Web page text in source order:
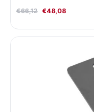
€66,12 €48,08
€15,01.